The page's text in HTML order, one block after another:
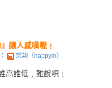
讓人感嘆喔﹗
樂翔（happyin）
高誰低﹐難說唄﹗